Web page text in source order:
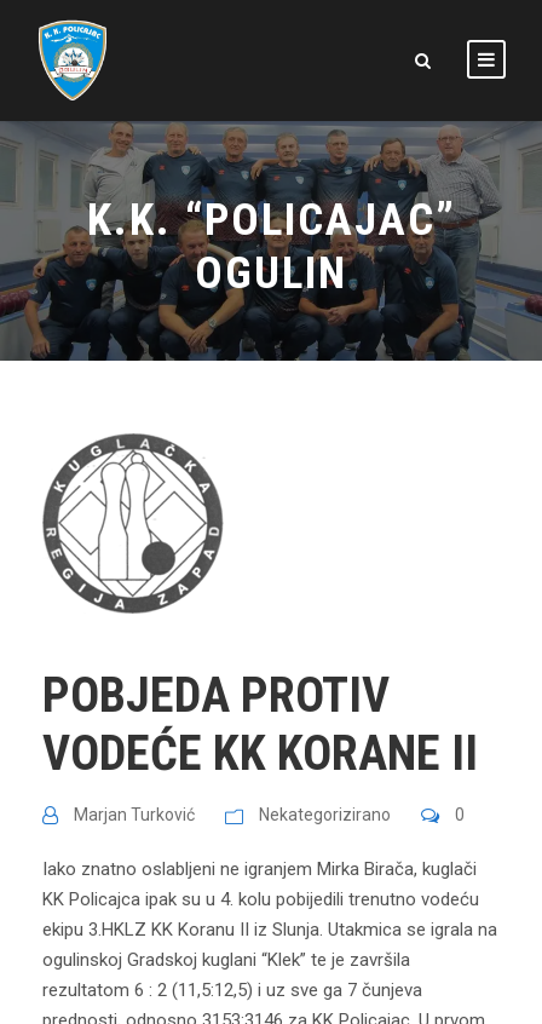
K.K. “POLICAJAC”
OGULIN
POBJEDA PROTIV
VODEĆE KK KORANE II
Marjan Turković Nekategorizirano 0
Iako znatno oslabljeni ne igranjem Mirka Birača, kuglači
KK Policajca ipak su u 4. kolu pobijedili trenutno vodeću
ekipu 3.HKLZ KK Koranu II iz Slunja. Utakmica se igrala na
ogulinskoj Gradskoj kuglani “Klek” te je završila
rezultatom 6 : 2 (11,5:12,5) i uz sve ga 7 čunjeva